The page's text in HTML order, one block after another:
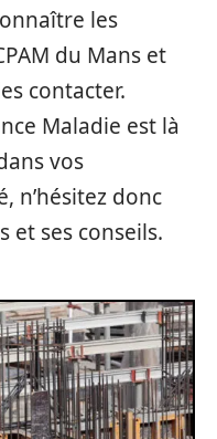
les
du Mans et
contacter.
Maladie est là
vos
n’hésitez donc
et ses conseils.